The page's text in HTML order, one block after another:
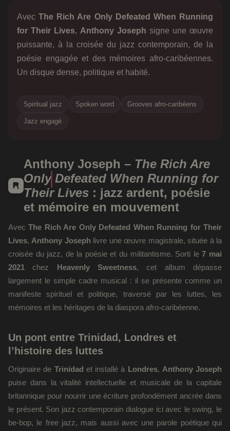
AvecThe Rich Are Only Defeated When Running
for Their Lives, Anthony Joseph signe une œuvre
puissante, à la croisée du jazz contemporain, de la
poésie engagée et des mémoires afro-caribéennes.
Un disque dense, politique et habité.
Spiritual jazz Spoken word Grooves afro-caribéens
Jazz engagé
Anthony Joseph – The Rich Are
Only Defeated When Running for
Their Lives : jazz ardent, poésie
et mémoire en mouvement
AvecThe Rich Are Only Defeated When Running for Their
Lives,Anthony Joseph livre une œuvre magistrale, située à la
croisée du jazz, de la poésie et du militantisme. Sorti le7 mai
2021 chez Heavenly Sweetness, cet album dépasse
largement le simple cadre musical : il se présente comme un
manifeste spirituel et politique, traversé par les luttes, les
mémoires et les héritages de la diaspora afro-caribéenne.
Un pont entre Trinidad, Londres et
l’histoire des luttes
Originaire de Trinidad et installé à Londres, Anthony Joseph
puise dans la vitalité intellectuelle et musicale de la capitale
britannique pour nourrir une écriture profondément ancrée dans
le présent. Son jazz contemporain dialogue ici avec le swing, le
be-bop, le free jazz, mais aussi avec une parole poétique qui